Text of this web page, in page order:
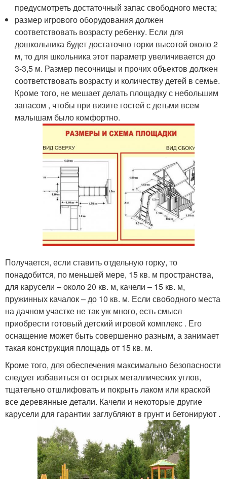
предусмотреть достаточный запас свободного места;
размер игрового оборудования должен
соответствовать возрасту ребенку. Если для
дошкольника будет достаточно горки высотой около 2
м, то для школьника этот параметр увеличивается до
3-3,5 м. Размер песочницы и прочих объектов должен
соответствовать возрасту и количеству детей в семье.
Кроме того, не мешает делать площадку с небольшим
запасом , чтобы при визите гостей с детьми всем
малышам было комфортно.
Получается, если ставить отдельную горку, то
понадобится, по меньшей мере, 15 кв. м пространства,
для карусели – около 20 кв. м, качели – 15 кв. м,
пружинных качалок – до 10 кв. м. Если свободного места
на дачном участке не так уж много, есть смысл
приобрести готовый детский игровой комплекс . Его
оснащение может быть совершенно разным, а занимает
такая конструкция площадь от 15 кв. м.
Кроме того, для обеспечения максимально безопасности
следует избавиться от острых металлических углов,
тщательно отшлифовать и покрыть лаком или краской
все деревянные детали. Качели и некоторые другие
карусели для гарантии заглубляют в грунт и бетонируют .